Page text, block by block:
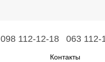
098 112-12-18 063 112-
Контакты